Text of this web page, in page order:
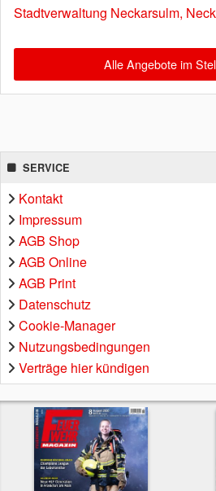
Stadtverwaltung Neckarsulm,
Alle Angebote im
SERVICE
Kontakt
Impressum
AGB Shop
AGB Online
AGB Print
Datenschutz
Cookie-Manager
Nutzungsbedingungen
Verträge hier kündigen